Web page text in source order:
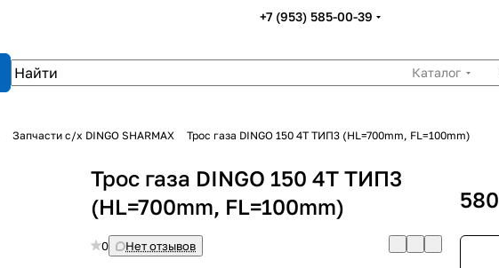
+7 (953) 585-00-39
Каталог
Запчасти с/х DINGO SHARMAX Трос газа DINGO 150 4Т ТИП3 (НL=700mm, FL=100mm)
Трос газа DINGO 150 4Т ТИП3
(НL=700mm, FL=100mm)
0 Нет отзывов
580